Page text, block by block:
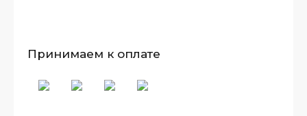
Принимаем к оплате